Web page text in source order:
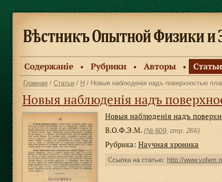
Содержанiе ● Рубрики ● Авторы ● Статьи
Главная / Статьи / Н / Новыя наблюденія надъ поверхностью
Новыя наблюденія надъ
Новыя наблюденія надъ
В.О.Ф.Э.М. (№ 609, стр. 266)
Рубрика: Научная хроника
Ссылка на статью: http://